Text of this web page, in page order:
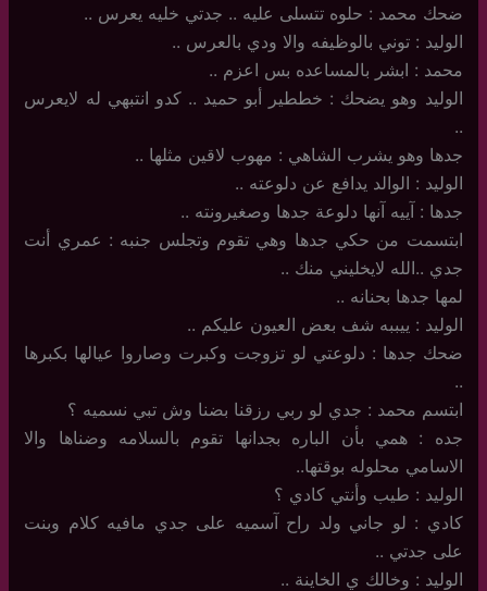
ضحك محمد : حلوه تتسلى عليه .. جدتي خليه يعرس ..
الوليد : توني بالوظيفه والا ودي بالعرس ..
محمد : ابشر بالمساعده بس اعزم ..
الوليد وهو يضحك : خططير أبو حميد .. كدو انتبهي له لايعرس
..
جدها وهو يشرب الشاهي : مهوب لاقين مثلها ..
الوليد : الوالد يدافع عن دلوعته ..
جدها : آييه آنها دلوعة جدها وصغيرونته ..
ابتسمت من حكي جدها وهي تقوم وتجلس جنبه : عمري أنت
جدي ..الله لايخليني منك ..
لمها جدها بحنانه ..
الوليد : ييببه شف بعض العيون عليكم ..
ضحك جدها : دلوعتي لو تزوجت وكبرت وصاروا عيالها بكبرها
..
ابتسم محمد : جدي لو ربي رزقنا بضنا وش تبي نسميه ؟
جده : همي بأن الباره بجدانها تقوم بالسلامه وضناها والا
الاسامي محلوله بوقتها..
الوليد : طيب وأنتي كادي ؟
كادي : لو جاني ولد راح آسميه على جدي مافيه كلام وبنت
على جدتي ..
الوليد : وخالك ي الخاينة ..